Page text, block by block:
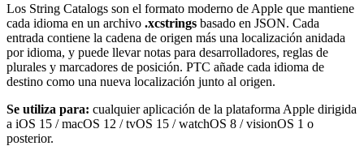
Los String Catalogs son el formato moderno de Apple que mantiene
cada idioma en un archivo .xcstrings basado en JSON. Cada
entrada contiene la cadena de origen más una localización anidada
por idioma, y puede llevar notas para desarrolladores, reglas de
plurales y marcadores de posición. PTC añade cada idioma de
destino como una nueva localización junto al origen.
Se utiliza para: cualquier aplicación de la plataforma Apple dirigida
a iOS 15 / macOS 12 / tvOS 15 / watchOS 8 / visionOS 1 o
posterior.